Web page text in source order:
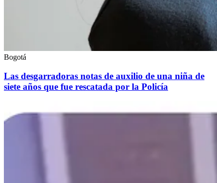
Bogotá
Las desgarradoras notas de auxilio de una niña de
siete años que fue rescatada por la Policía